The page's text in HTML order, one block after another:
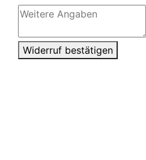
Widerruf bestätigen